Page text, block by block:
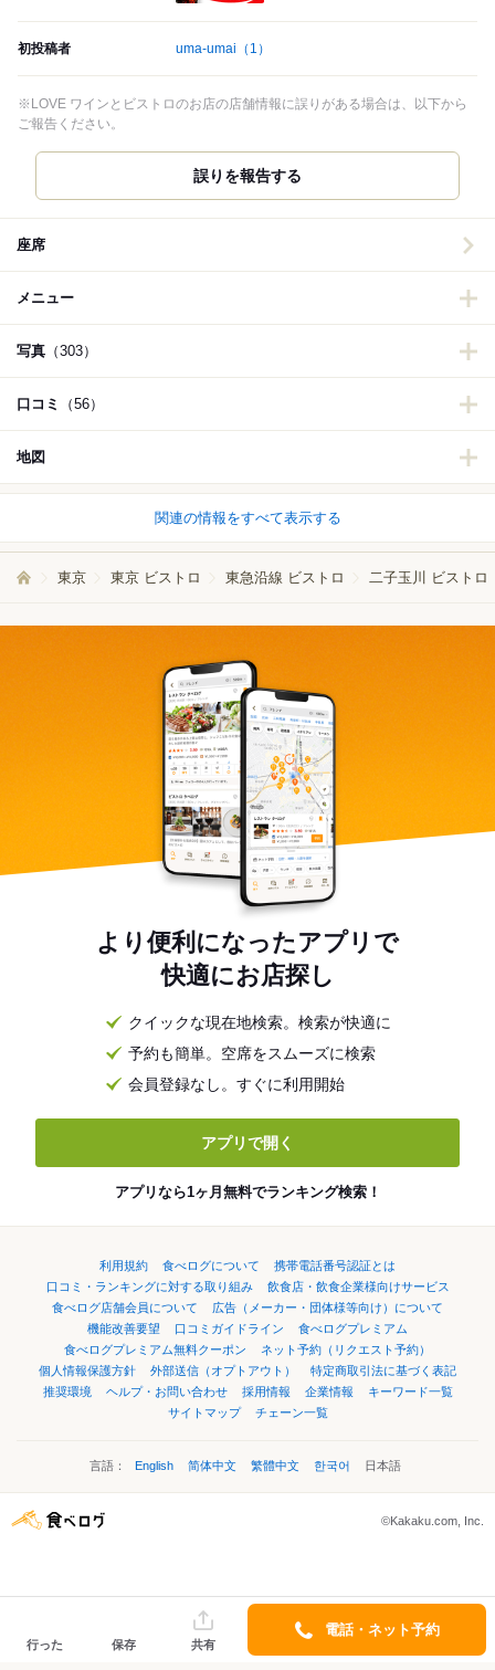
初投稿者 uma-umai （1）
※LOVE ワインとビストロのお店の店舗情報に誤りがある場合は、以下から
ご報告ください。
誤りを報告する
座席
メニュー
写真 （303）
口コミ （56）
地図
関連の情報をすべて表示する
東京 東京 ビストロ 東急沿線 ビストロ 二子玉川 ビストロ
より便利になったアプリで
快適にお店探し
クイックな現在地検索。検索が快適に
予約も簡単。空席をスムーズに検索
会員登録なし。すぐに利用開始
アプリで開く
アプリなら1ヶ月無料でランキング検索！
利用規約 食べログについて
携帯電話番号認証とは
口コミ・ランキングに対する取り組み
飲食店・飲食企業様向けサービス
食べログ店舗会員について
広告（メーカー・団体様等向け）について
機能改善要望
口コミガイドライン
食べログプレミアム
食べログプレミアム無料クーポン
ネット予約（リクエスト予約）
個人情報保護方針
外部送信（オプトアウト）
特定商取引法に基づく表記
推奨環境
ヘルプ・お問い合わせ 採用情報 企業情報
キーワード一覧
サイトマップ
チェーン一覧
言語： English 简体中文 繁體中文 한국어 日本語
©Kakaku.com, Inc.
行った 保存 共有
電話・ネット予約